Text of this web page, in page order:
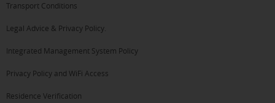
Transport Conditions
Legal Advice & Privacy Policy.
Integrated Management System Policy
Privacy Policy and WiFi Access
Residence Verification